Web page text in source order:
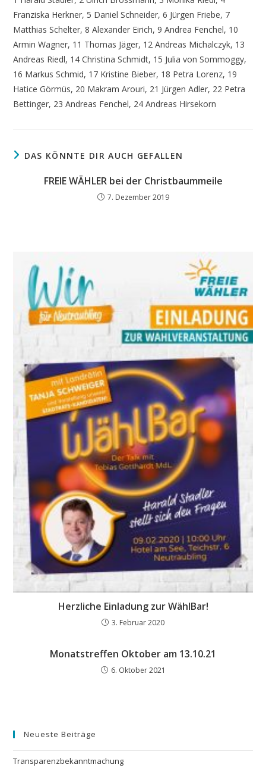
Franziska Herkner, 5 Daniel Schneider, 6 Jürgen Friebe, 7
Matthias Schelter, 8 Alexander Eirich, 9 Andrea Fenchel, 10
Armin Wagner, 11 Thomas Jäger, 12 Andreas Michalczyk, 13
Andreas Riedl, 14 Christina Schmidt, 15 Julia von Sommoggy,
16 Markus Schmid, 17 Kristine Bieber, 18 Petra Lorenz, 19
Hatice Görmüs, 20 Makram Arouri, 21 Jürgen Adler, 22 Petra
Bettinger, 23 Andreas Fenchel, 24 Andreas Hirsekorn
DAS KÖNNTE DIR AUCH GEFALLEN
FREIE WÄHLER bei der Christbaummeile
7. Dezember 2019
Herzliche Einladung zur WählBar!
3. Februar 2020
Monatstreffen Oktober am 13.10.21
6. Oktober 2021
Neueste Beiträge
Transparenzbekanntmachung